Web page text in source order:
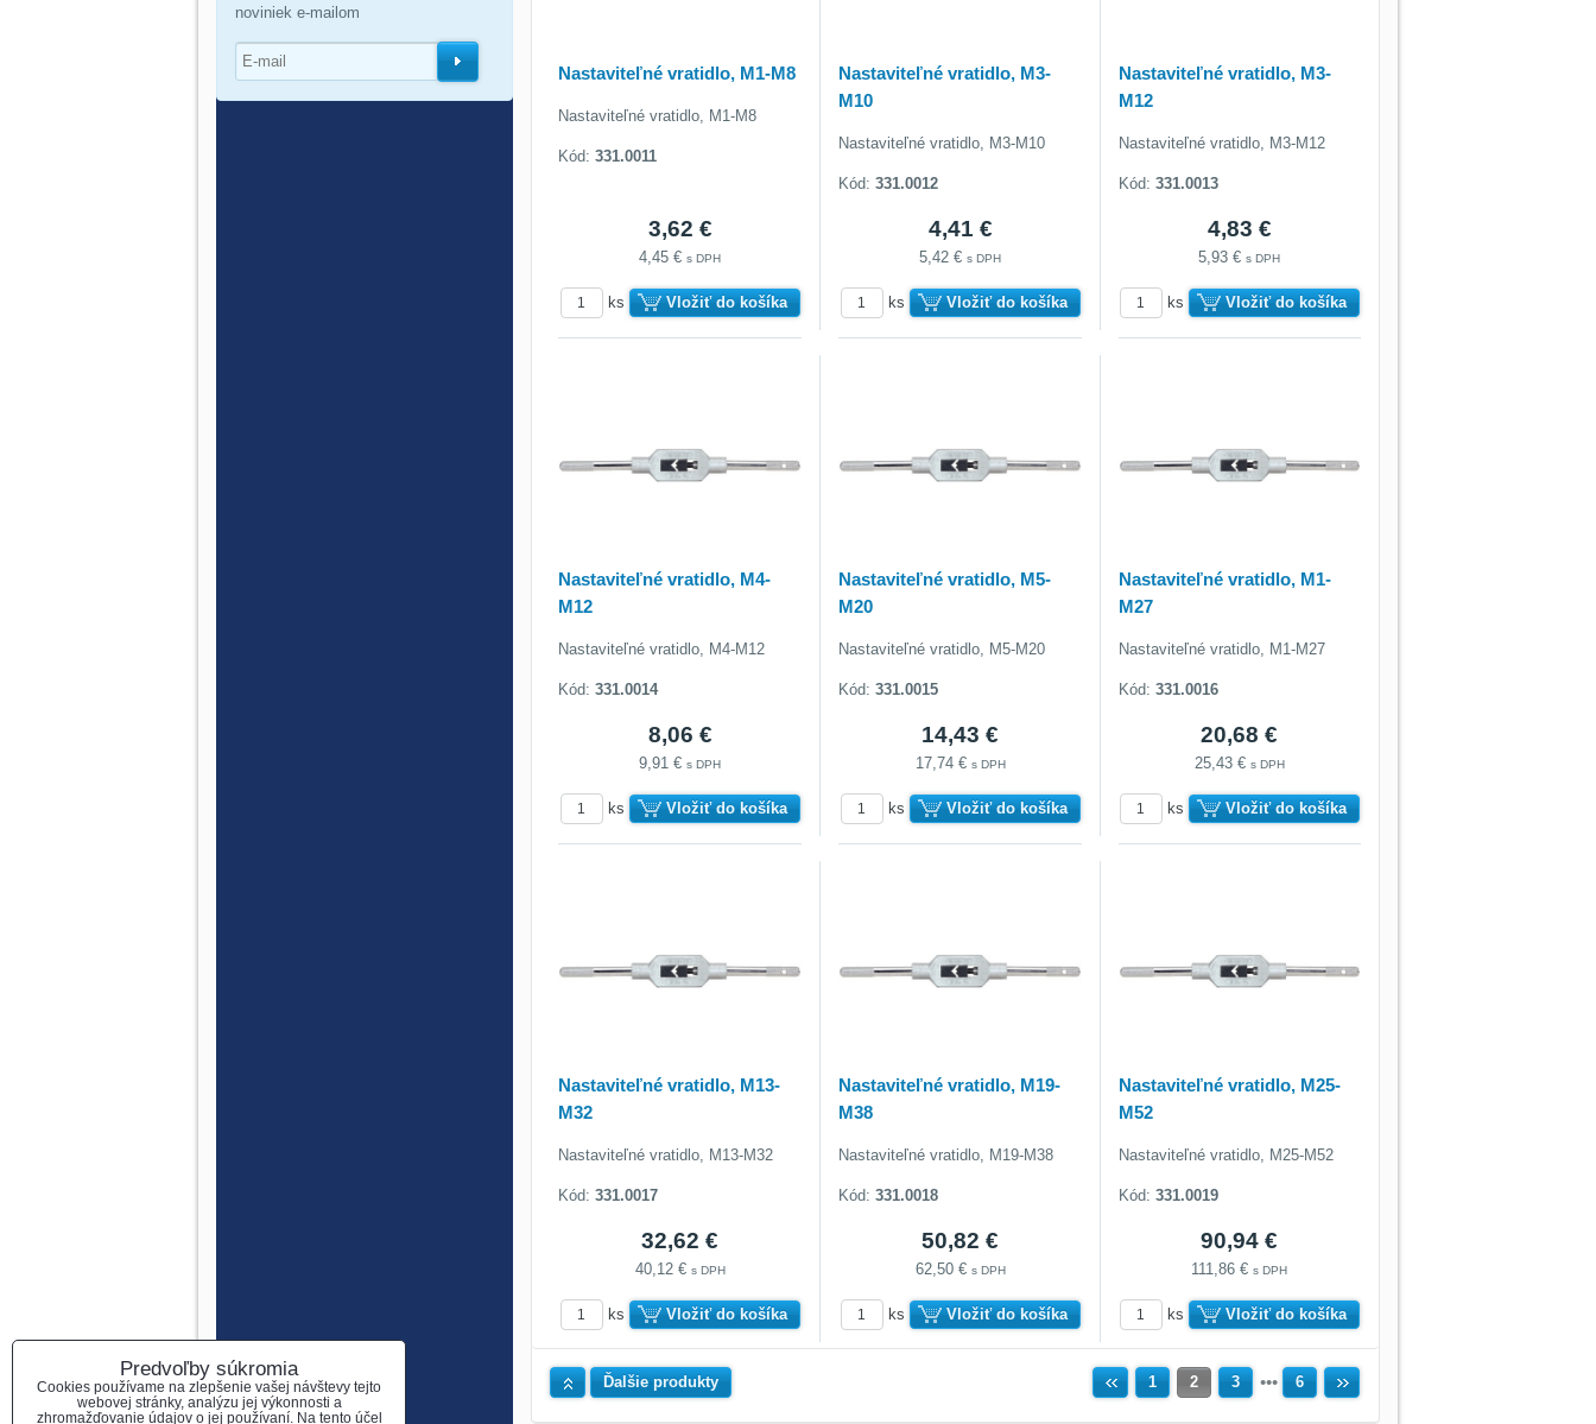
Nastaviteľné vratidlo, M1-M8
Nastaviteľné vratidlo, M1-M8
Kód:331.0011
3,62 €
4,45 €s DPH
ks Vložiť do košíka
Nastaviteľné vratidlo, M3-
M10
Nastaviteľné vratidlo, M3-M10
Kód:331.0012
4,41 €
5,42 €s DPH
ks Vložiť do košíka
Nastaviteľné vratidlo, M3-
M12
Nastaviteľné vratidlo, M3-M12
Kód: 331.0013
4,83 €
5,93 €s DPH
ks Vložiť do košíka
Nastaviteľné vratidlo, M4-
M12
Nastaviteľné vratidlo, M4-M12
Kód:331.0014
8,06 €
9,91 €s DPH
ks Vložiť do košíka
Nastaviteľné vratidlo, M5-
M20
Nastaviteľné vratidlo, M5-M20
Kód:331.0015
14,43 €
17,74 € s DPH
ks Vložiť do košíka
Nastaviteľné vratidlo, M1-
M27
Nastaviteľné vratidlo, M1-M27
Kód: 331.0016
20,68 €
25,43 € s DPH
ks Vložiť do košíka
Nastaviteľné vratidlo, M13-
M32
Nastaviteľné vratidlo, M13-M32
Kód:331.0017
32,62 €
40,12 € s DPH
ks Vložiť do košíka
Nastaviteľné vratidlo, M19-
M38
Nastaviteľné vratidlo, M19-M38
Kód:331.0018
50,82 €
62,50 € s DPH
ks Vložiť do košíka
Nastaviteľné vratidlo, M25-
M52
Nastaviteľné vratidlo, M25-M52
Kód: 331.0019
90,94 €
111,86 €s DPH
ks Vložiť do košíka
Hore
Ďalšie produkty Predchádzajúca
1 2 3 6
noviniek e-mailom
Predvoľby súkromia
Cookies používame na zlepšenie vašej návštevy tejto
webovej stránky, analýzu jej výkonnosti a
zhromažďovanie údajov o jej používaní. Na tento účel